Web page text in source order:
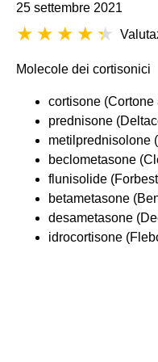
25 settembre 2021
Molecole dei cortisonici
cortisone
prednisone
metilprednisolone
beclometasone
flunisolide
betametasone
desametasone
idrocortisone